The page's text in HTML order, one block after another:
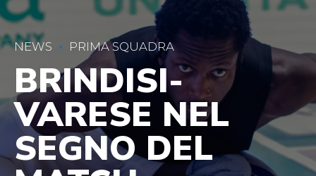
NEWS PRIMA SQUADRA
BRINDISI-
VARESE NEL
SEGNO DEL